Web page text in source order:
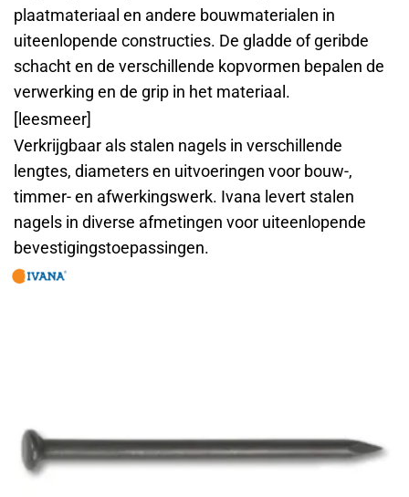
plaatmateriaal en andere bouwmaterialen in
uiteenlopende constructies. De gladde of geribde
schacht en de verschillende kopvormen bepalen de
verwerking en de grip in het materiaal.
[leesmeer]
Verkrijgbaar als stalen nagels in verschillende
lengtes, diameters en uitvoeringen voor bouw-,
timmer- en afwerkingswerk. Ivana levert stalen
nagels in diverse afmetingen voor uiteenlopende
bevestigingstoepassingen.